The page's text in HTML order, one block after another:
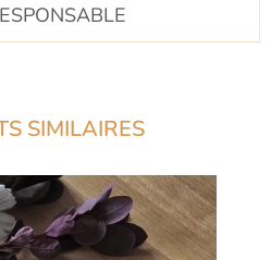
SIMILAIRES